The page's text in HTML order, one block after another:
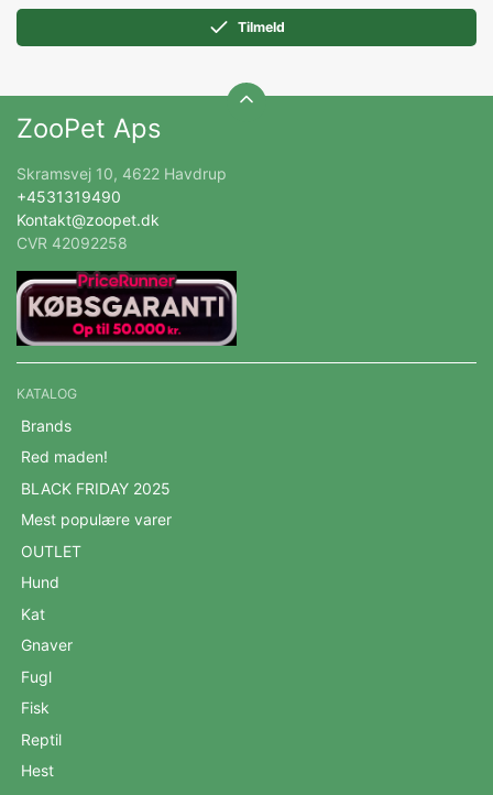
Tilmeld
ZooPet Aps
Skramsvej 10, 4622 Havdrup
+4531319490
Kontakt@zoopet.dk
CVR 42092258
KATALOG
Brands
Red maden!
BLACK FRIDAY 2025
Mest populære varer
OUTLET
Hund
Kat
Gnaver
Fugl
Fisk
Reptil
Hest